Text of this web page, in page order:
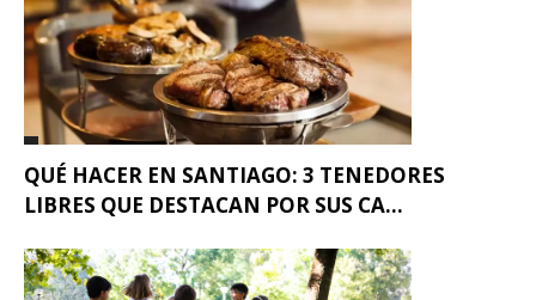
QUÉ HACER EN SANTIAGO: 3 TENEDORES
LIBRES QUE DESTACAN POR SUS CA...